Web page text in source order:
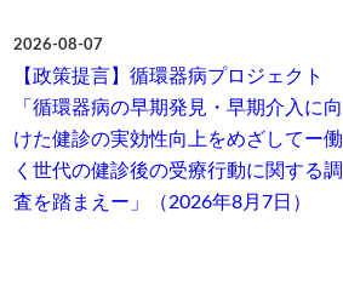
2026-08-07
【政策提言】循環器病プロジェクト
「循環器病の早期発見・早期介入に向
けた健診の実効性向上をめざしてー働
く世代の健診後の受療行動に関する調
査を踏まえー」（2026年8月7日）